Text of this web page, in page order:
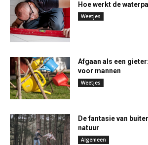
Hoe werkt de
Weetjes
Afgaan als een
voor mannen
Weetjes
De fantasie van
natuur
Algemeen